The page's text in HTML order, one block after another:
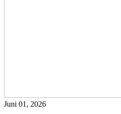
Juni 01, 2026